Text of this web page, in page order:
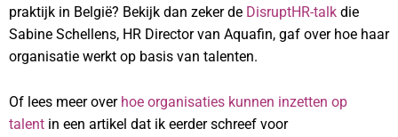
praktijk in België? Bekijk dan zeker de DisruptHR-talk die
Sabine Schellens, HR Director van Aquafin, gaf over hoe haar
organisatie werkt op basis van talenten.
Of lees meer over hoe organisaties kunnen inzetten op
talent in een artikel dat ik eerder schreef voor